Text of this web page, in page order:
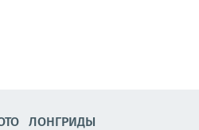
ЛОНГРИДЫ